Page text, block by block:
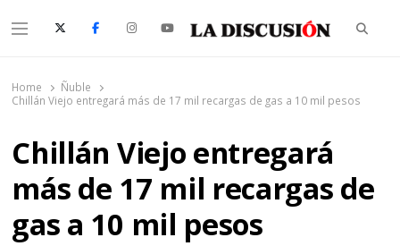
Menu
Home
Ñuble
Chillán Viejo entregará más de 17 mil recargas de gas a 10 mil pesos
Chillán Viejo entregará
más de 17 mil recargas de
gas a 10 mil pesos